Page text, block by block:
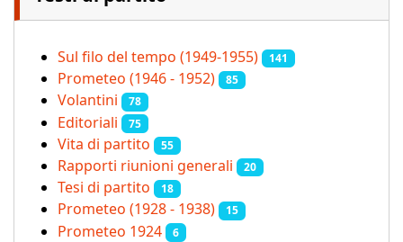
Sul filo del tempo (1949-1955) 141
Prometeo (1946 - 1952) 85
Volantini 78
Editoriali 75
Vita di partito 55
Rapporti riunioni generali 20
Tesi di partito 18
Prometeo (1928 - 1938) 15
Prometeo 1924 6